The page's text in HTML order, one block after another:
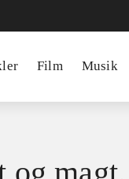
Film Musik